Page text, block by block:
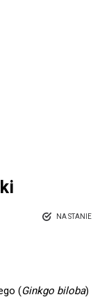
NA STANIE
(Ginkgo biloba)